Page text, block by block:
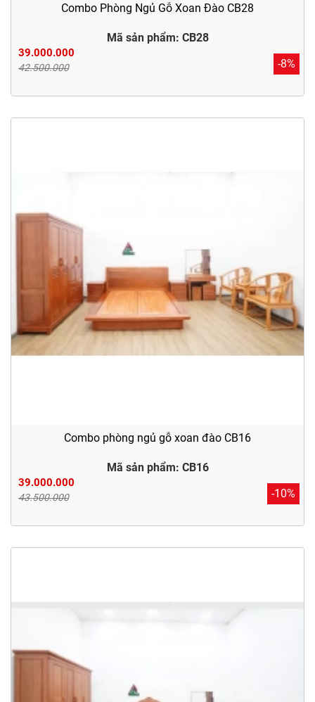
Combo Phòng Ngủ Gỗ Xoan Đào CB28
Mã sản phẩm: CB28
39.000.000
42.500.000 -8%
Combo phòng ngủ gỗ xoan đào CB16
Mã sản phẩm: CB16
39.000.000
43.500.000 -10%